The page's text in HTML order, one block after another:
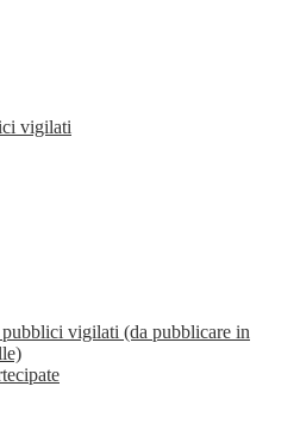
vigilati
vigilati (da pubblicare in